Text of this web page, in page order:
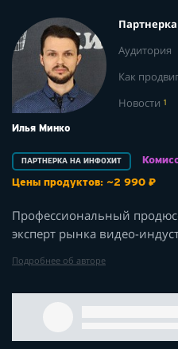
Илья Минко
Партнерка
Аудитория
Как
Новости 1
ПАРТНЕРКА НА ИНФОХИТ
Цены продуктов: ~2 990 ₽
Профессиональный
эксперт рынка видео-
Подробнее об авторе